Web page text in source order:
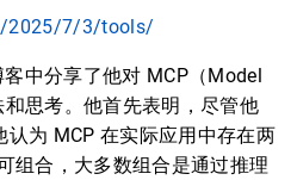
2025/7/3/tools/
中分享了他对 MCP（Model
思考。他首先表明，尽管他
认为 MCP 在实际应用中存在两
组合，大多数组合是通过推理